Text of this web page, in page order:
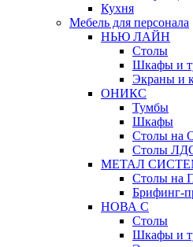
Кухня
Мебель для персонала
НЬЮ ЛАЙН
Столы
Шкафы и
Экраны и
ОНИКС
Тумбы
Шкафы
Столы на
Столы
МЕТАЛ
Столы на
Брифинг-
НОВА С
Столы
Шкафы и